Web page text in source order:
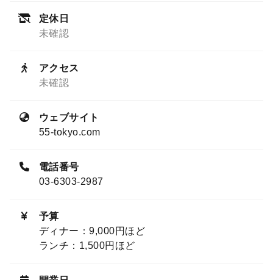
定休日
未確認
アクセス
未確認
ウェブサイト
55-tokyo.com
電話番号
03-6303-2987
予算
ディナー：9,000円ほど
ランチ：1,500円ほど